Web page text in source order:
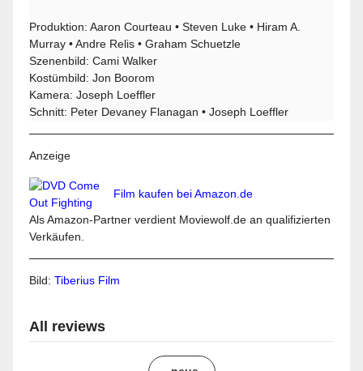
Produktion: Aaron Courteau • Steven Luke • Hiram A.
Murray • Andre Relis • Graham Schuetzle
Szenenbild: Cami Walker
Kostümbild: Jon Boorom
Kamera: Joseph Loeffler
Schnitt: Peter Devaney Flanagan • Joseph Loeffler
Anzeige
Film kaufen bei Amazon.de
Als Amazon-Partner verdient Moviewolf.de an qualifizierten
Verkäufen.
Bild:Tiberius Film
All reviews